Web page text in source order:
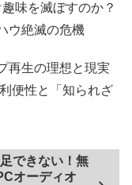
味を滅ぼすのか？
ウ絶滅の危機
再生の理想と現実
便性と「知られざ
できない！無
オーディオ